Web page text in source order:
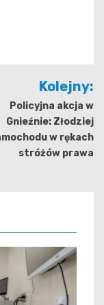
Kolejny:
Policyjna akcja w
Gnieźnie: Złodziej
w rękach
stróżów prawa